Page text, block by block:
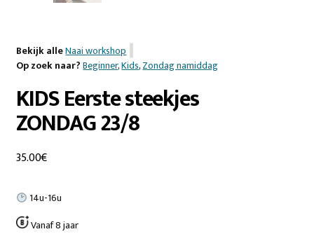
Bekijk alleNaai workshop
Op zoek naar?Beginner,Kids,Zondag namiddag
KIDS Eerste steekjes
ZONDAG 23/8
35.00€
14u-16u
Vanaf 8 jaar